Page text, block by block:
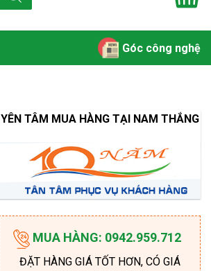
Góc công nghệ
YÊN TÂM MUA HÀNG TẠI NAM THẮNG
MUA HÀNG: 0942.959.712
ĐẶT HÀNG GIÁ TỐT HƠN, CÓ GIÁ